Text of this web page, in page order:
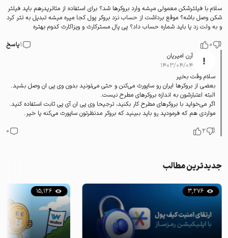
سلام با فیلترشکن معمولی میشه وارد بروکرها شد؟ برای استفاده از متاتریدرهم باید فیلتر
شکن وصل باشه؟ موقع برداشت از حساب نزد بروکر پول کجا میره میشه تبدیل به تتر کرد
و به ولت زد یا باید شماره حساب داد؟ پی پال مسترکارت و ویزاکارت کدوم بهتره
0
1پاسخ
آرن امیریان
۱۴۰۳/۰۴/۰۴
سلام وقت بخیر
بعضی از بروکرها ایران رو ساپورت می‌کنن و حتی می‌تونید بدون وی پی ان وصل بشید.
البته اعتبارشون به اندازه بروکرهای مطرح نیست.
اگر می‌خواید با بروکرهای مطرح کار بکنید، ترجیحا وی پی ان آی پی ثابت استفاده کنید.
مواردی هم که فرمودید رو باید ببینید که بروکر مدنظرتون ساپورت می‌کنه یا خیر.
2
0
جدیدترین مطالب
3,276
15,126